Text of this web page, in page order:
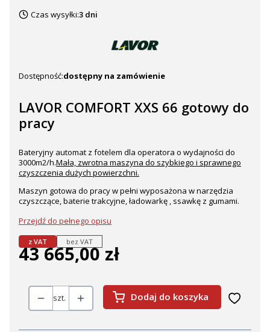
Czas wysyłki:3 dni
Dostępność:dostępny na zamówienie
LAVOR COMFORT XXS 66 gotowy do
pracy
Bateryjny automat z fotelem dla operatora o wydajności do
3000m2/h.Mała, zwrotna maszyna do szybkiego i sprawnego
czyszczenia dużych powierzchni.
Maszyn gotowa do pracy w pełni wyposażona w narzędzia
czyszczące, baterie trakcyjne, ładowarkę , ssawkę z gumami.
Przejdź do pełnego opisu
z VAT bez VAT
Cena
43 665,00 zł
szt. Dodaj do koszyka